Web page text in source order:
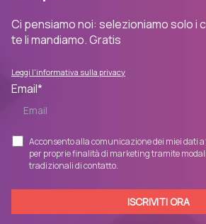
Ci pensiamo noi: selezioniamo solo i
te li mandiamo. Gratis
Leggi l'informativa sulla privacy
Email*
Acconsento alla comunicazione dei miei dati a
per proprie finalità di marketing tramite
tradizionali di contatto.